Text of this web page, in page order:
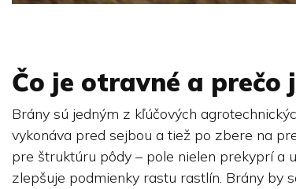
Čo je otravné a
Brány sú jedným z kľúčových
vykonáva pred sejbou a tiež po zbere na
pre štruktúru pôdy – pole nielen prekyprí a
zlepšuje podmienky rastu rastlín. Brány by